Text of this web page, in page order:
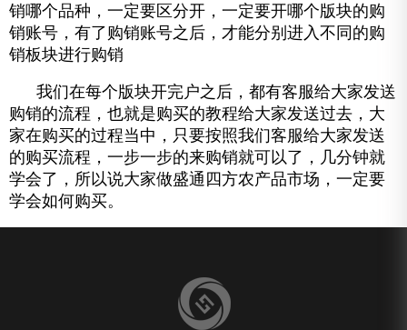
销哪个品种，一定要区分开，一定要开哪个版块的购
销账号，有了购销账号之后，才能分别进入不同的购
销板块进行购销
我们在每个版块开完户之后，都有客服给大家发送
购销的流程，也就是购买的教程给大家发送过去，大
家在购买的过程当中，只要按照我们客服给大家发送
的购买流程，一步一步的来购销就可以了，几分钟就
学会了，所以说大家做盛通四方农产品市场，一定要
学会如何购买。